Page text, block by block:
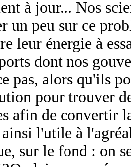
à jour... Nos
un peu sur ce
leur énergie à
dont nos
pas, alors qu'ils
pour trouver
afin de convertir
l'utile à
sur le fond : on